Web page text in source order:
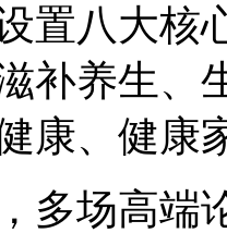
置八大核
补养生、
康、健康
多场高端